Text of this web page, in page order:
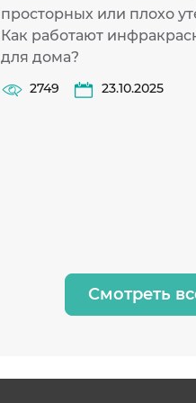
просторных или плохо
Как работают
для дома?
2749 23.10.2025
Смотреть